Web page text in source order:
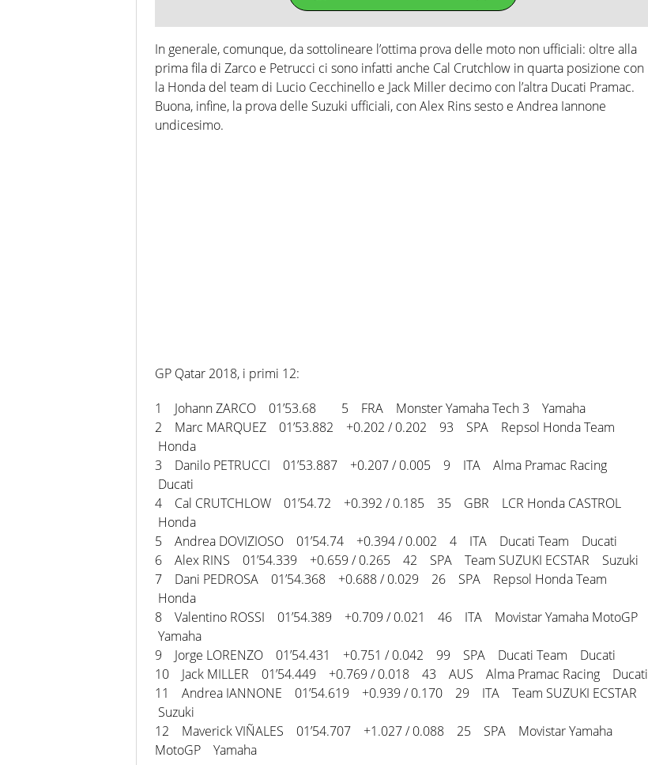
In generale, comunque, da sottolineare l’ottima prova delle moto non ufficiali: oltre alla
prima fila di Zarco e Petrucci ci sono infatti anche Cal Crutchlow in quarta posizione con
la Honda del team di Lucio Cecchinello e Jack Miller decimo con l’altra Ducati Pramac.
Buona, infine, la prova delle Suzuki ufficiali, con Alex Rins sesto e Andrea Iannone
undicesimo.
GP Qatar 2018, i primi 12:
1 Johann ZARCO 01’53.68 5 FRA Monster Yamaha Tech 3 Yamaha
2 Marc MARQUEZ 01’53.882 +0.202 / 0.202 93 SPA Repsol Honda Team
Honda
3 Danilo PETRUCCI 01’53.887 +0.207 / 0.005 9 ITA Alma Pramac Racing
Ducati
4 Cal CRUTCHLOW 01’54.72 +0.392 / 0.185 35 GBR LCR Honda CASTROL
Honda
5 Andrea DOVIZIOSO 01’54.74 +0.394 / 0.002 4 ITA Ducati Team Ducati
6 Alex RINS 01’54.339 +0.659 / 0.265 42 SPA Team SUZUKI ECSTAR Suzuki
7 Dani PEDROSA 01’54.368 +0.688 / 0.029 26 SPA Repsol Honda Team
Honda
8 Valentino ROSSI 01’54.389 +0.709 / 0.021 46 ITA Movistar Yamaha MotoGP
Yamaha
9 Jorge LORENZO 01’54.431 +0.751 / 0.042 99 SPA Ducati Team Ducati
10 Jack MILLER 01’54.449 +0.769 / 0.018 43 AUS Alma Pramac Racing Ducati
11 Andrea IANNONE 01’54.619 +0.939 / 0.170 29 ITA Team SUZUKI ECSTAR
Suzuki
12 Maverick VIÑALES 01’54.707 +1.027 / 0.088 25 SPA Movistar Yamaha
MotoGP Yamaha